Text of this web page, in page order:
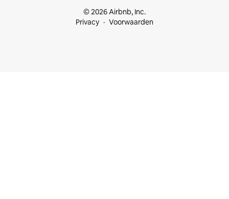
© 2026 Airbnb, Inc.
Privacy
Voorwaarden